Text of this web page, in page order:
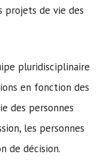
projets de vie des
pluridisciplinaire
en fonction des
des personnes
les personnes
de décision.